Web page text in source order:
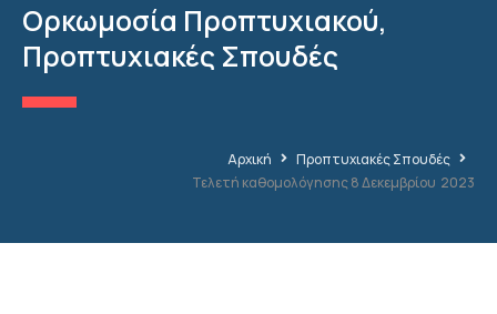
ΔΙΔΑΚΤΟΡΙΚΑ
ΠΡΟΣΩΠΙΚΟ
ΕΡΕΥΝΑ
ΦΟΙΤΗΤΙΚΑ
Ορκωμοσία Προπτυχιακού,
Προπτυχιακές Σπουδές
Αρχική
Προπτυχιακές Σπουδές
Τελετή καθομολόγησης 8 Δεκεμβρίου 2023